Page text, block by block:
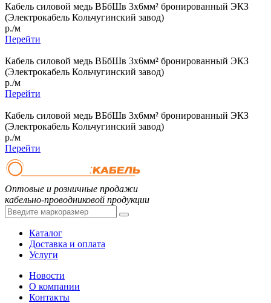
Кабель силовой медь ВБбШв 3x6мм² бронированный ЭКЗ
(Электрокабель Кольчугинский завод)
р./м
Перейти
Кабель силовой медь ВБбШв 3x6мм² бронированный ЭКЗ
(Электрокабель Кольчугинский завод)
р./м
Перейти
Кабель силовой медь ВБбШв 3x6мм² бронированный ЭКЗ
(Электрокабель Кольчугинский завод)
р./м
Перейти
Оптовые и розничные продажи
кабельно-проводниковой продукции
Каталог
Доставка и оплата
Услуги
Новости
О компании
Контакты